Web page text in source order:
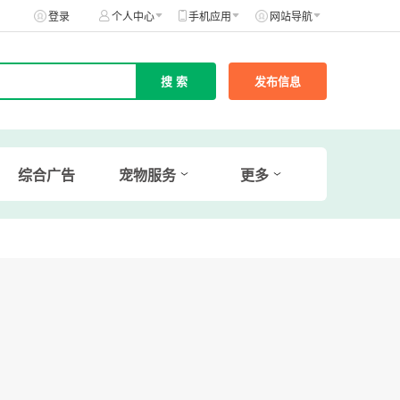
登录 个人中心 手机应用 网站导航
发布信息
综合广告 宠物服务 更多